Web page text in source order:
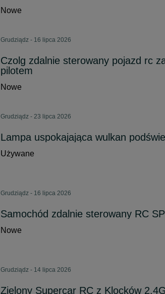
Nowe
Grudziądz - 16 lipca 2026
Czolg zdalnie sterowany pojazd rc
pilotem
Nowe
Grudziądz - 23 lipca 2026
Lampa uspokajająca wulkan
Używane
Grudziądz - 16 lipca 2026
Samochód zdalnie sterowany RC
Nowe
Grudziądz - 14 lipca 2026
Zielony Supercar RC z Klocków